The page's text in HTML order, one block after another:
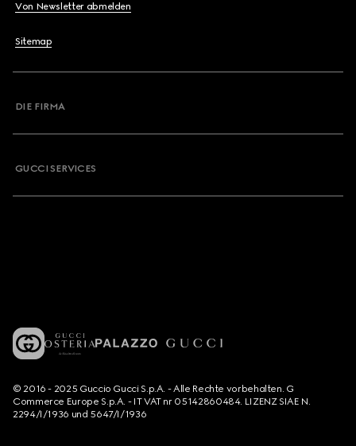
Von Newsletter abmelden
Sitemap
DIE FIRMA
GUCCI SERVICES
© 2016 - 2025 Guccio Gucci S.p.A. - Alle Rechte vorbehalten. G
Commerce Europe S.p.A. - IT VAT nr 05142860484. LIZENZ SIAE N.
2294/I/1936 und 5647/I/1936